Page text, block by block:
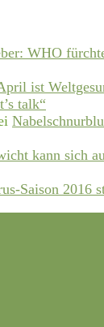
WHO
ist
talk“
kann sich
Saison 2016